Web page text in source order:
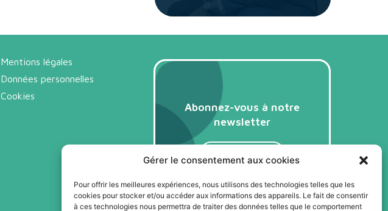
Gérer le consentement aux cookies
Pour offrir les meilleures expériences, nous utilisons des technologies telles que les
cookies pour stocker et/ou accéder aux informations des appareils. Le fait de consentir
à ces technologies nous permettra de traiter des données telles que le comportement
Mentions légales
Données personnelles
Cookies
Abonnez-vous à notre
newsletter
Je m'abonne